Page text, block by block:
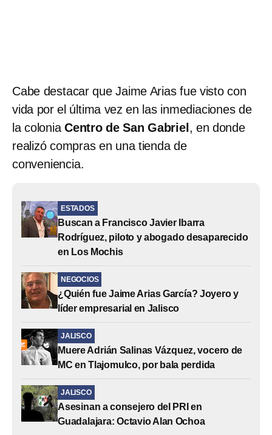
Cabe destacar que Jaime Arias fue visto con
vida por el última vez en las inmediaciones de
la coloniaCentro de San Gabriel , en donde
realizó compras en una tienda de
conveniencia.
ESTADOS
Buscan a Francisco Javier Ibarra
Rodríguez, piloto y abogado desaparecido
en Los Mochis
NEGOCIOS
¿Quién fue Jaime Arias García? Joyero y
líder empresarial en Jalisco
JALISCO
Muere Adrián Salinas Vázquez, vocero de
MC en Tlajomulco, por bala perdida
JALISCO
Asesinan a consejero del PRI en
Guadalajara: Octavio Alan Ochoa